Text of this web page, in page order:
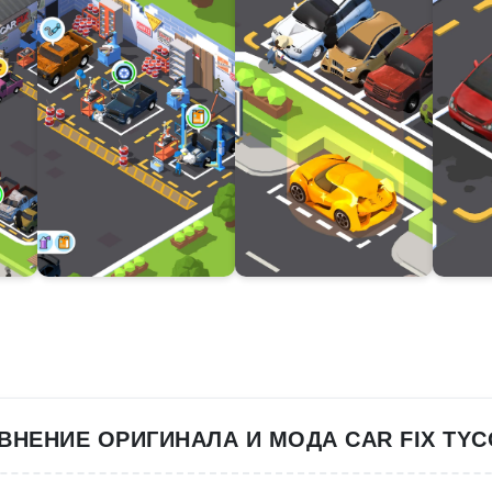
ОРИГИНАЛА И МОДА CAR FIX